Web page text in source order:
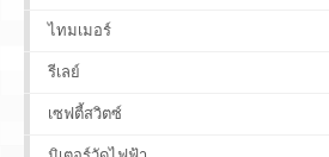
ไทมเมอร์
รีเลย์
เซฟตี้สวิตซ์